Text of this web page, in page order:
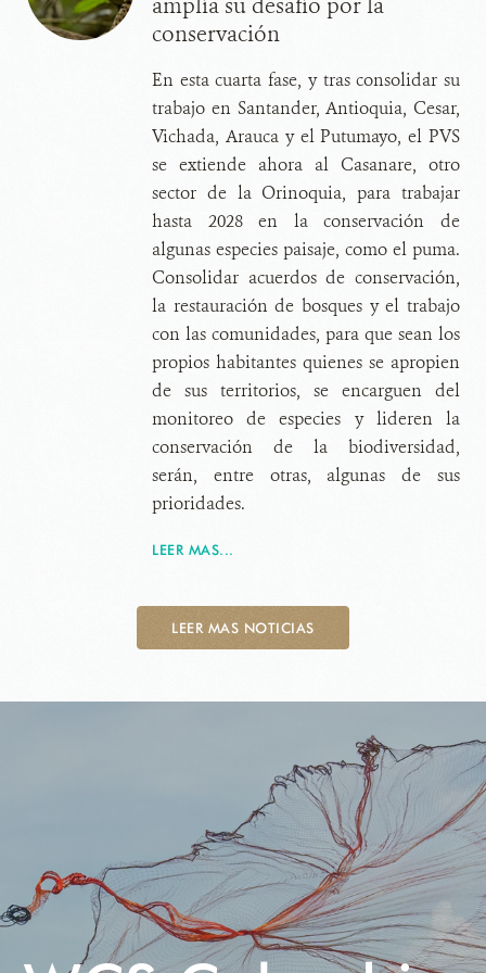
conservación
En esta cuarta fase, y tras consolidar su
trabajo en Santander, Antioquia, Cesar,
Vichada, Arauca y el Putumayo, el PVS
se extiende ahora al Casanare, otro
sector de la Orinoquia, para trabajar
hasta 2028 en la conservación de
algunas especies paisaje, como el puma.
Consolidar acuerdos de conservación,
la restauración de bosques y el trabajo
con las comunidades, para que sean los
propios habitantes quienes se apropien
de sus territorios, se encarguen del
monitoreo de especies y lideren la
conservación de la biodiversidad,
serán, entre otras, algunas de sus
prioridades.
LEER MAS...
LEER MAS NOTICIAS